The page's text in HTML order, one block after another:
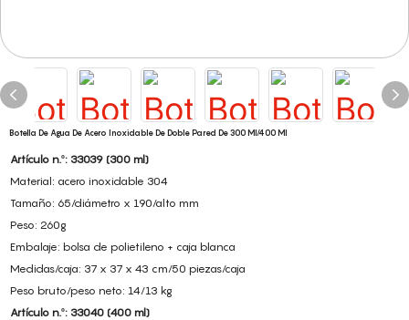
Botella De Agua De Acero Inoxidable De Doble Pared De 300 Ml/400 Ml
Artículo n.º: 33039 (300 ml)
Material: acero inoxidable 304
Tamaño: 65/diámetro x 190/alto mm
Peso: 260g
Embalaje: bolsa de polietileno + caja blanca
Medidas/caja: 37 x 37 x 43 cm/50 piezas/caja
Peso bruto/peso neto: 14/13 kg
Artículo n.º: 33040 (400 ml)